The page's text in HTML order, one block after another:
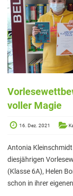
Formulare
Kopf hoch!
Eltern
Mitwirkung
Kopf hoch!
Lehrer*innen
Lehrkräfte
voller Magie
16. Dez. 2021
Antonia
diesjährigen
(Klasse 6A), Helen
schon in ihrer